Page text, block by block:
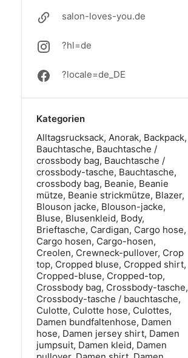
salon-loves-you.de
?hl=de
?locale=de_DE
Kategorien
Alltagsrucksack, Anorak, Backpack,
Bauchtasche, Bauchtasche /
crossbody bag, Bauchtasche /
crossbody-tasche, Bauchtasche,
crossbody bag, Beanie, Beanie
mütze, Beanie strickmütze, Blazer,
Blouson jacke, Blouson-jacke,
Bluse, Blusenkleid, Body,
Brieftasche, Cardigan, Cargo hose,
Cargo hosen, Cargo-hosen,
Creolen, Crewneck-pullover, Crop
top, Cropped bluse, Cropped shirt,
Cropped-bluse, Cropped-top,
Crossbody bag, Crossbody-tasche,
Crossbody-tasche / bauchtasche,
Culotte, Culotte hose, Culottes,
Damen bundfaltenhose, Damen
hose, Damen jersey shirt, Damen
jumpsuit, Damen kleid, Damen